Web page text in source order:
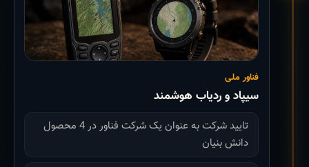
فناور ملی
سیپاد و ردیاب هوشمند
تایید شرکت به عنوان یک شرکت فناور در 4 محصول
دانش بنیان